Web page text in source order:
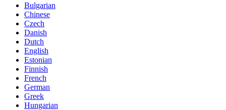
Bulgarian
Chinese
Czech
Danish
Dutch
English
Estonian
Finnish
French
German
Greek
Hungarian